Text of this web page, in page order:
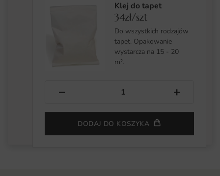
Klej do tapet
34zł/szt
Do wszystkich rodzajów
tapet. Opakowanie
wystarcza na 15 - 20
m².
− +
DODAJ DO KOSZYKA